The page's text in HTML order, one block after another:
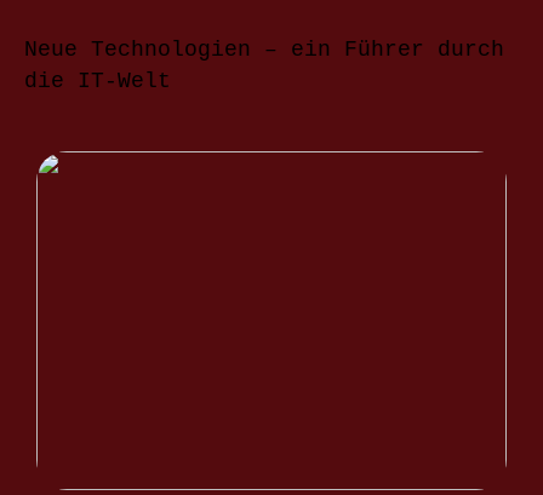
Neue Technologien – ein Führer durch
die IT-Welt